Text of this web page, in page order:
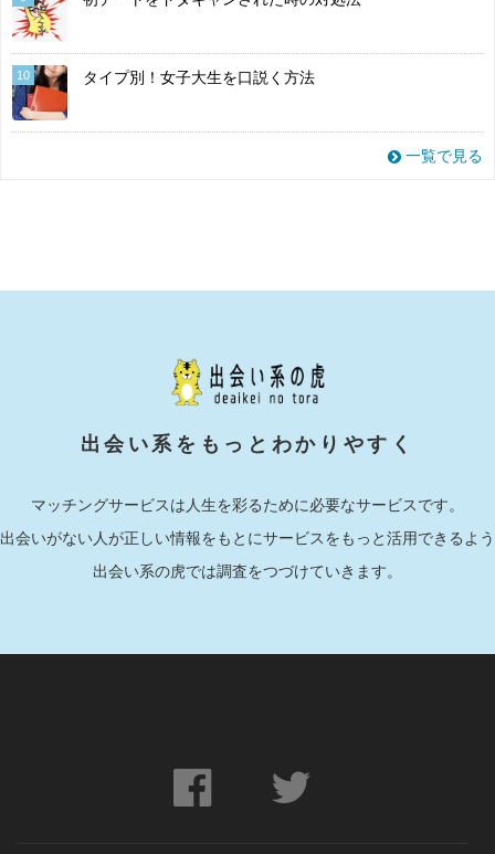
10 タイプ別！女子大生を口説く方法
一覧で見る
出会い系をもっとわかりやすく
マッチングサービスは人生を彩るために必要なサービスです。
出会いがない人が正しい情報をもとにサービスをもっと活用できるよう
出会い系の虎では調査をつづけていきます。